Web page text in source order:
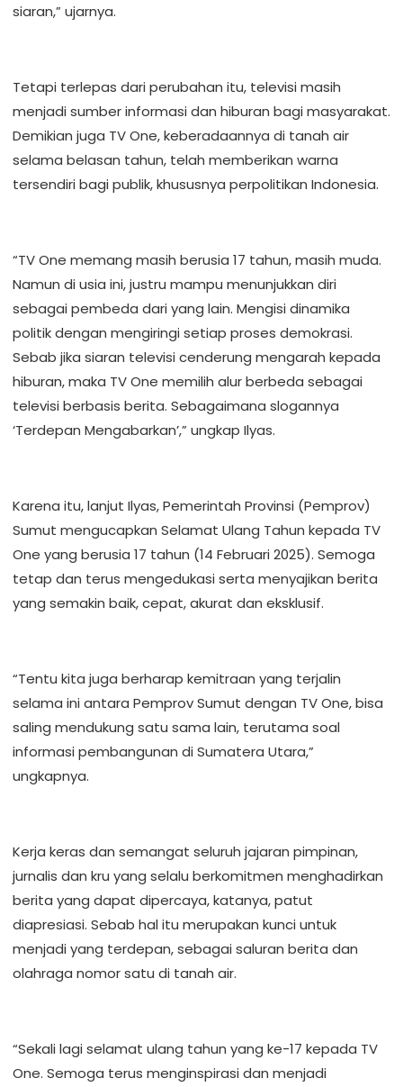
siaran,” ujarnya.
Tetapi terlepas dari perubahan itu, televisi masih
menjadi sumber informasi dan hiburan bagi masyarakat.
Demikian juga TV One, keberadaannya di tanah air
selama belasan tahun, telah memberikan warna
tersendiri bagi publik, khususnya perpolitikan Indonesia.
“TV One memang masih berusia 17 tahun, masih muda.
Namun di usia ini, justru mampu menunjukkan diri
sebagai pembeda dari yang lain. Mengisi dinamika
politik dengan mengiringi setiap proses demokrasi.
Sebab jika siaran televisi cenderung mengarah kepada
hiburan, maka TV One memilih alur berbeda sebagai
televisi berbasis berita. Sebagaimana slogannya
‘Terdepan Mengabarkan’,” ungkap Ilyas.
Karena itu, lanjut Ilyas, Pemerintah Provinsi (Pemprov)
Sumut mengucapkan Selamat Ulang Tahun kepada TV
One yang berusia 17 tahun (14 Februari 2025). Semoga
tetap dan terus mengedukasi serta menyajikan berita
yang semakin baik, cepat, akurat dan eksklusif.
“Tentu kita juga berharap kemitraan yang terjalin
selama ini antara Pemprov Sumut dengan TV One, bisa
saling mendukung satu sama lain, terutama soal
informasi pembangunan di Sumatera Utara,”
ungkapnya.
Kerja keras dan semangat seluruh jajaran pimpinan,
jurnalis dan kru yang selalu berkomitmen menghadirkan
berita yang dapat dipercaya, katanya, patut
diapresiasi. Sebab hal itu merupakan kunci untuk
menjadi yang terdepan, sebagai saluran berita dan
olahraga nomor satu di tanah air.
“Sekali lagi selamat ulang tahun yang ke-17 kepada TV
One. Semoga terus menginspirasi dan menjadi